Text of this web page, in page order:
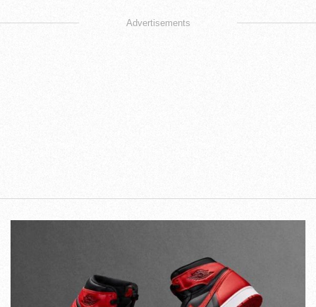
Advertisements